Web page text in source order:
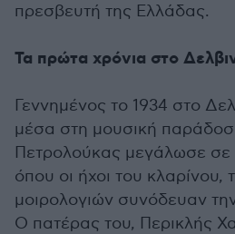
πρεσβευτή της Ελλάδας.
Τα πρώτα χρόνια στο
Γεννημένος το 1934 στο
μέσα στη μουσική
Πετρολούκας μεγάλωσε σε
όπου οι ήχοι του κλαρίνου,
μοιρολογιών συνόδευαν
Ο πατέρας του, Περικλής